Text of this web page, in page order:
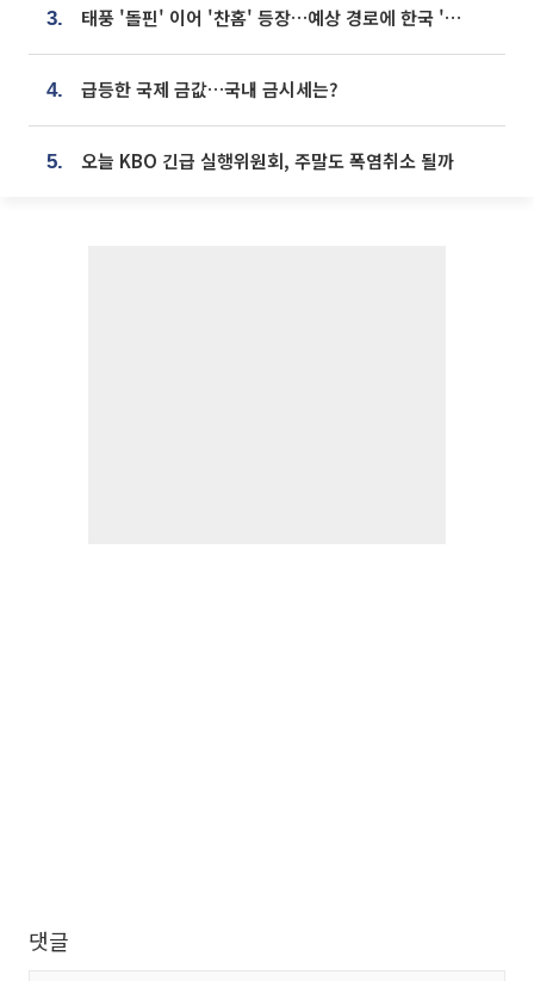
3. 태풍 '돌핀' 이어 '찬홈' 등장…예상 경로에 한국 '한숨'
4. 급등한 국제 금값…국내 금시세는?
5. 오늘 KBO 긴급 실행위원회, 주말도 폭염취소 될까
댓글